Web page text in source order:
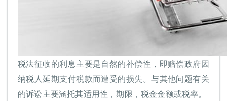
税法征收的利息主要是自然的补偿性，即赔偿政府因
纳税人延期支付税款而遭受的损失。与其他问题有关
的诉讼主要涵托其适用性，期限，税金金额或税率。